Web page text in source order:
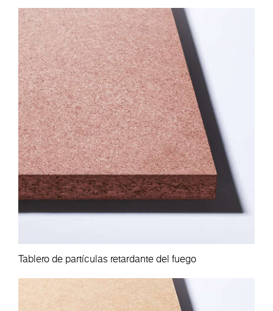
Tablero de partículas retardante del fuego